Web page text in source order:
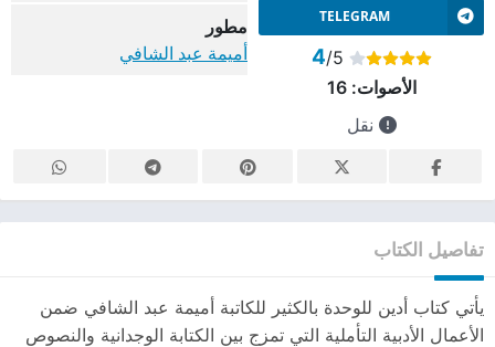
TELEGRAM
4/5
الأصوات:16
نقل
مطور
أميمة عبد الشافي
تفاصيل الكتاب
يأتي كتاب أدين للوحدة بالكثير للكاتبة أميمة عبد الشافي ضمن
الأعمال الأدبية التأملية التي تمزج بين الكتابة الوجدانية والنصوص